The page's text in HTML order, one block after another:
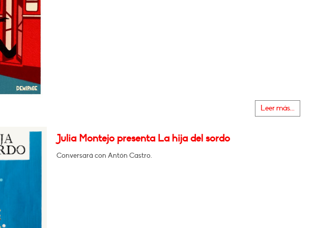
Leer más...
Julia Montejo presenta La hija del sordo
Conversará con Antón Castro.